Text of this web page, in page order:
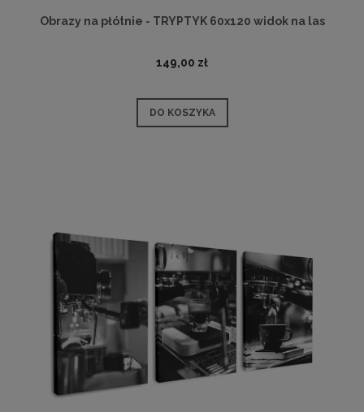
Obrazy na płótnie - TRYPTYK 60x120 widok na las
149,00 zł
DO KOSZYKA